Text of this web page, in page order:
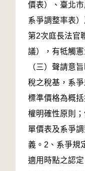
價表）、臺北
系爭調整率表
第2次庭長法官
議），有牴觸
（三）聲請意
稅之稅基，系
標準價格為概
權明確性原則
單價表及系爭
義。2、系爭規
適用時點之認